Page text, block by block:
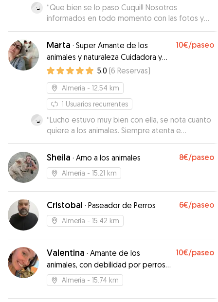
“Que bien se lo paso Cuqui!! Nosotros
informados en todo momento con las fotos y
vídeos que nos mandaba. Genial en todos los
aspectos, repetiremos seguro!!!
Marta · Super Amante de los
animales y naturaleza Cuidadora y
paseadora 24 horas
10€/paseo
5.0 (6 Reservas)
Almería - 12.54 km
1 Usuarios recurrentes
“Lucho estuvo muy bien con ella, se nota cuanto
quiere a los animales. Siempre atenta e
informándome de todo. Repetiremos seguro!”
Sheila · Amo a los animales 8€/paseo
Almería - 15.21 km
Cristobal · Paseador de Perros 6€/paseo
Almería - 15.42 km
Valentina · Amante de los
animales, con debilidad por perros y
gatos 🐕🐈💕
10€/paseo
Almería - 15.74 km